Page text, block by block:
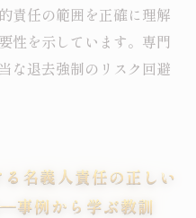
責任の範囲を正確に理解
性を示しています。専門
な退去強制のリスク回避
名義人責任の正しい
事例から学ぶ教訓